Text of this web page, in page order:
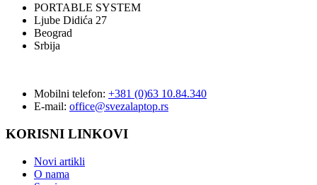
PORTABLE SYSTEM
Ljube Didića 27
Beograd
Srbija
Mobilni telefon: +381 (0)63 10.84.340
E-mail: office@svezalaptop.rs
KORISNI LINKOVI
Novi artikli
O nama